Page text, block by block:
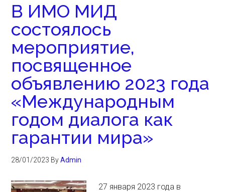
В ИМО МИД
состоялось
мероприятие,
посвященное
объявлению 2023 года
«Международным
годом диалога как
гарантии мира»
28/01/2023 ByAdmin
27 января 2023 года в